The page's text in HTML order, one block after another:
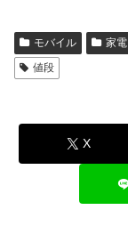
モバイル 家電
値段
X